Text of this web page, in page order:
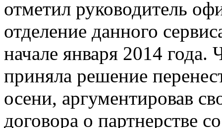
отметил руководитель
отделение данного
начале января 2014 года.
приняла решение
осени, аргументировав
договора о партнерстве